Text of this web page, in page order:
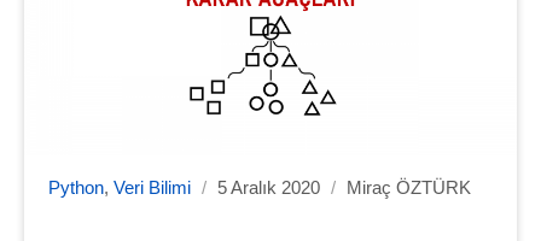
Python, Veri Bilimi / 5 Aralık 2020 / Miraç ÖZTÜRK